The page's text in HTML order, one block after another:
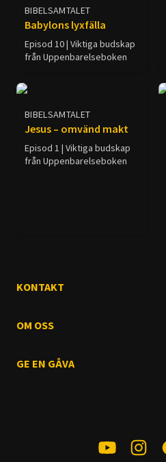
BIBELSAMTALET
Babylons lyxfälla
Episod 10 | Viktiga budskap
från Uppenbarelseboken
BIBELSAMTALET
Jesus – omvänd makt
Episod 1 | Viktiga budskap
från Uppenbarelseboken
KONTAKT
OM OSS
GE EN GÅVA